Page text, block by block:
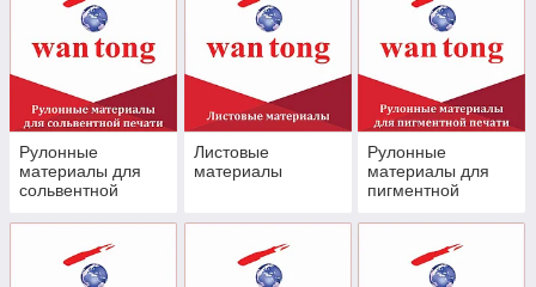
Рулонные
материалы для
сольвентной
Листовые
материалы
Рулонные
материалы для
пигментной